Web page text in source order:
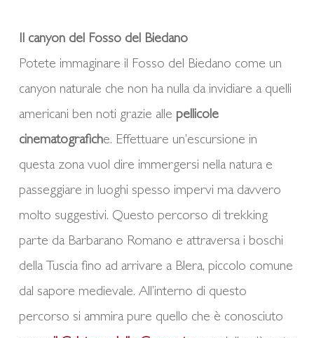
Il canyon del Fosso del Biedano
Potete immaginare il Fosso del Biedano come un
canyon naturale che non ha nulla da invidiare a quelli
americani ben noti grazie alle pellicole
cinematografiche. Effettuare un’escursione in
questa zona vuol dire immergersi nella natura e
passeggiare in luoghi spesso impervi ma davvero
molto suggestivi. Questo percorso di trekking
parte da Barbarano Romano e attraversa i boschi
della Tuscia fino ad arrivare a Blera, piccolo comune
dal sapore medievale. All’interno di questo
percorso si ammira pure quello che è conosciuto